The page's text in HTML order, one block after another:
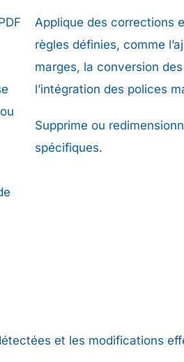
Applique des corrections
règles définies, comme
marges, la conversion
l’intégration des polices
Supprime ou
spécifiques.
et les modifications